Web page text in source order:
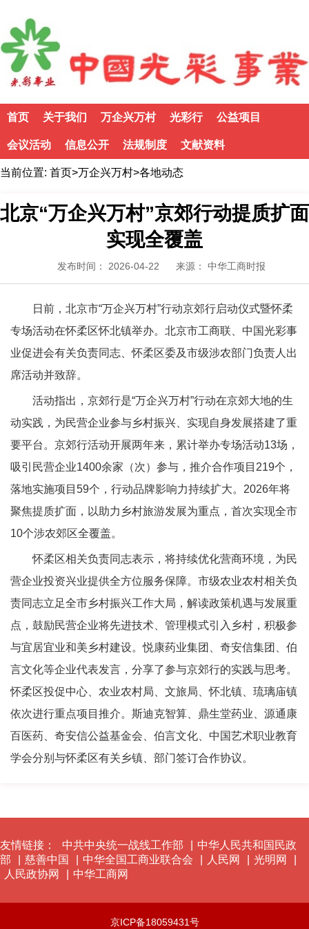
首页 关于我们 万企兴万村 光彩行 公益项目
会议活动 信息公开 法规制度 文献资料
当前位置: 首页>万企兴万村>各地动态
北京“万企兴万村”京郊行动提质扩面
实现全覆盖
发布时间： 2026-04-22 来源： 中华工商时报
日前，北京市“万企兴万村”行动京郊行启动仪式暨怀柔
专场活动在怀柔区怀北镇举办。北京市工商联、中国光彩事
业促进会有关负责同志、怀柔区委及市级涉农部门负责人出
席活动并致辞。
活动指出，京郊行是“万企兴万村”行动在京郊大地的生
动实践，为民营企业参与乡村振兴、实现自身发展搭建了重
要平台。京郊行活动开展两年来，累计举办专场活动13场，
吸引民营企业1400余家（次）参与，推介合作项目219个，
落地实施项目59个，行动品牌影响力持续扩大。2026年将
聚焦提质扩面，以助力乡村旅游发展为重点，首次实现全市
10个涉农郊区全覆盖。
怀柔区相关负责同志表示，将持续优化营商环境，为民
营企业投资兴业提供全方位服务保障。市级农业农村相关负
责同志立足全市乡村振兴工作大局，解读政策机遇与发展重
点，鼓励民营企业将先进技术、管理模式引入乡村，积极参
与宜居宜业和美乡村建设。悦康药业集团、奇安信集团、伯
言文化等企业代表发言，分享了参与京郊行的实践与思考。
怀柔区投促中心、农业农村局、文旅局、怀北镇、琉璃庙镇
依次进行重点项目推介。斯迪克智算、鼎生堂药业、源通康
百医药、奇安信公益基金会、伯言文化、中国艺术职业教育
学会分别与怀柔区有关乡镇、部门签订合作协议。
友情链接： 中共中央统一战线工作部
中华人民共和国民政
部
慈善中国 中华全国工商业联合会 人民网 光明网
人民政协网
中华工商网
京ICP备18059431号